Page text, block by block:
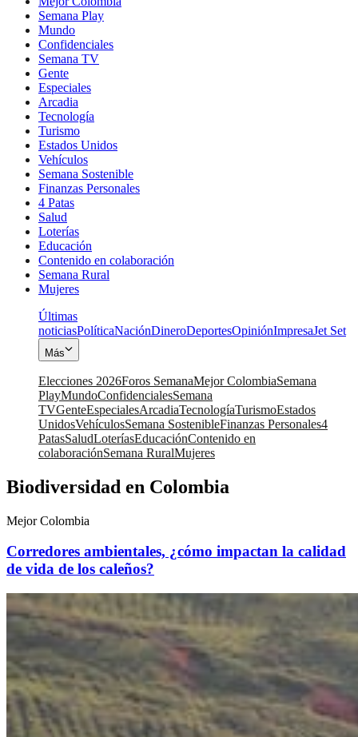
Semana Play
Mundo
Confidenciales
Semana TV
Gente
Especiales
Arcadia
Tecnología
Turismo
Estados Unidos
Vehículos
Semana Sostenible
Finanzas Personales
4 Patas
Salud
Loterías
Educación
Contenido en colaboración
Semana Rural
Mujeres
Últimas
noticiasPolíticaNaciónDineroDeportesOpiniónImpresaJet Set
Más
Elecciones 2026Foros SemanaMejor ColombiaSemana
PlayMundoConfidencialesSemana
TVGenteEspecialesArcadiaTecnologíaTurismoEstados
UnidosVehículosSemana SostenibleFinanzas Personales4
PatasSaludLoteríasEducaciónContenido en
colaboraciónSemana RuralMujeres
Biodiversidad en Colombia
Mejor Colombia
Corredores ambientales, ¿cómo impactan la calidad
de vida de los caleños?